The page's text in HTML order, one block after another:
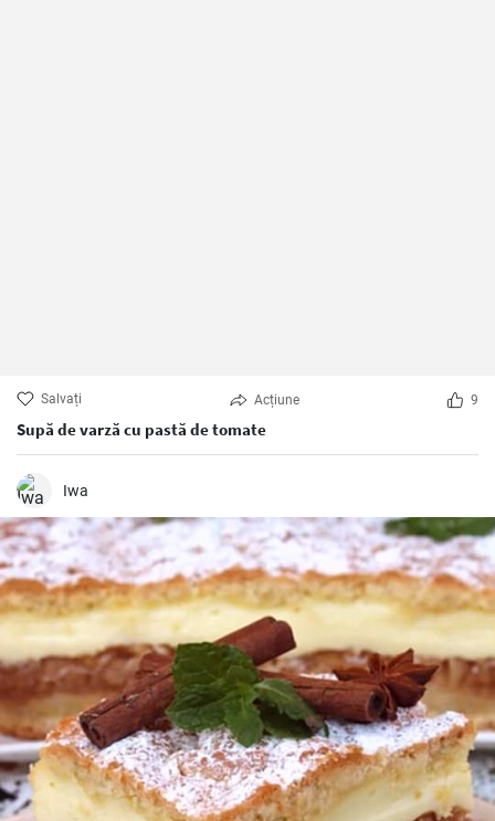
Salvați Acțiune 9
Supă de varză cu pastă de tomate
Iwa